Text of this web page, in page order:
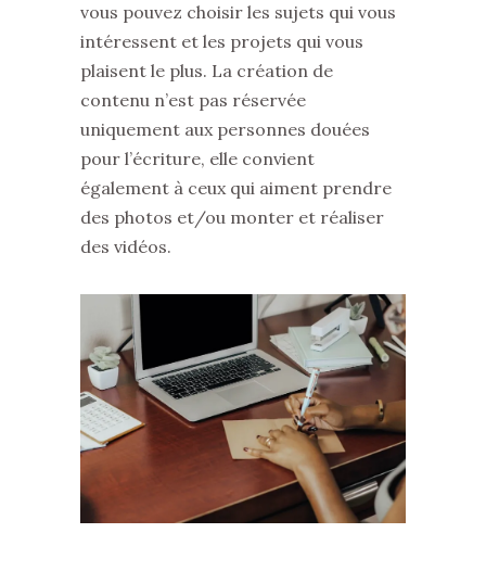
vous pouvez choisir les sujets qui vous
intéressent et les projets qui vous
plaisent le plus. La création de
contenu n’est pas réservée
uniquement aux personnes douées
pour l’écriture, elle convient
également à ceux qui aiment prendre
des photos et/ou monter et réaliser
des vidéos.